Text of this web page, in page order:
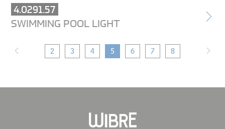
4.0291.57
SWIMMING POOL LIGHT
2 3 4 5 6 7 8